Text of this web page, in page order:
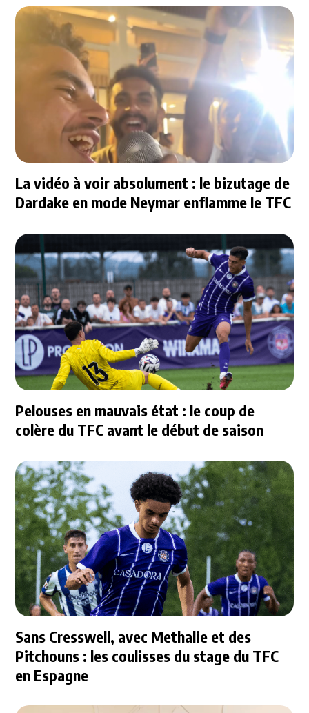
La vidéo à voir absolument : le bizutage de
Dardake en mode Neymar enflamme le TFC
Pelouses en mauvais état : le coup de
colère du TFC avant le début de saison
Sans Cresswell, avec Methalie et des
Pitchouns : les coulisses du stage du TFC
en Espagne